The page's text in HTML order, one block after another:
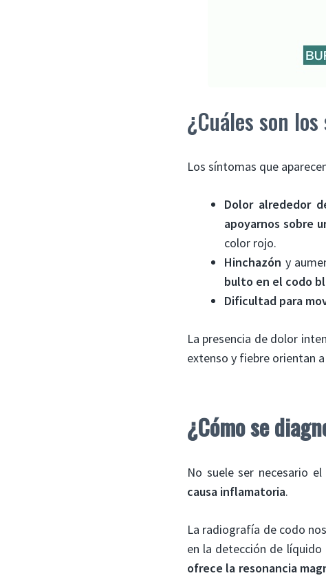
¿Cuáles son
Los síntomas que
Dolor alrededor
apoyarnos sobre
color rojo.
Hinchazón y
bulto en el codo
Dificultad para
La presencia de dolor
extenso y fiebre orientan
¿Cómo se
No suele ser necesario
causa inflamatoria.
La radiografía de codo
en la detección de
ofrece la resonancia